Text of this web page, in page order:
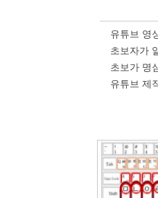
유튜브 영
초보자가
초보가 명
유튜브 제